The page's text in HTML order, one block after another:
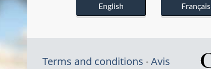
English Français
Terms and conditions Avis